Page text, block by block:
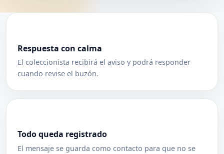
Respuesta con calma
El coleccionista recibirá el aviso y podrá responder
cuando revise el buzón.
Todo queda registrado
El mensaje se guarda como contacto para que no se